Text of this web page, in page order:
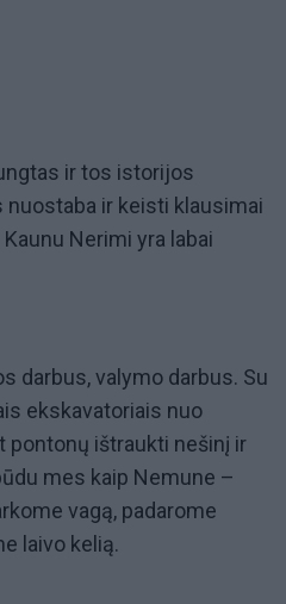
ir tos istorijos
ir keisti klausimai
Nerimi yra labai
darbus, valymo darbus. Su
ekskavatoriais nuo
pontonų ištraukti nešinį ir
mes kaip Nemune –
vagą, padarome
laivo kelią.